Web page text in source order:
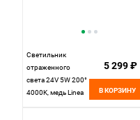
Светильник
отраженного
света 24V 5W 200°
4000K, медь Linea
5 299 ₽
В КОРЗИНУ